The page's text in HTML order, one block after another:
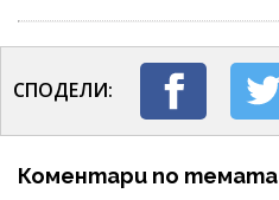
СПОДЕЛИ:
Коментари по темата